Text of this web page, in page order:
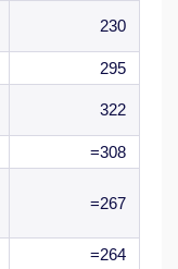
230
295
322
308=
267=
264=